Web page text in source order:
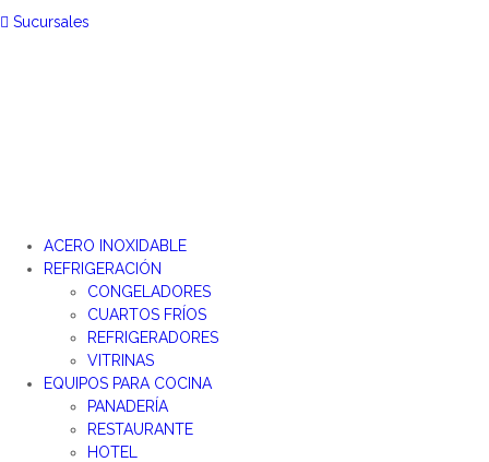
Sucursales
ACERO INOXIDABLE
REFRIGERACIÓN
CONGELADORES
CUARTOS FRÍOS
REFRIGERADORES
VITRINAS
EQUIPOS PARA COCINA
PANADERÍA
RESTAURANTE
HOTEL